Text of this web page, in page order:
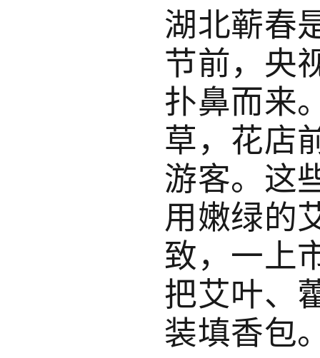
湖北蕲春
节前，央
扑鼻而来
草，花店
游客。这
用嫩绿的
致，一上
把艾叶、
装填香包